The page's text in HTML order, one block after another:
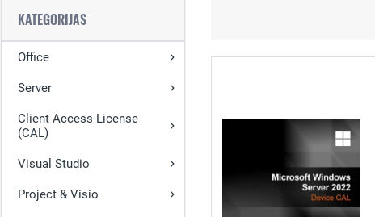
KATEGORIJAS
Office
Server
Client Access License
(CAL)
Visual Studio
Project & Visio